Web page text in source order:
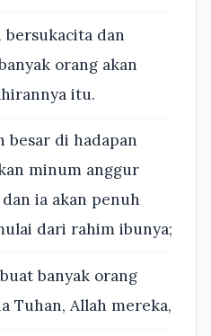
bersukacita dan
orang akan
itu.
besar di hadapan
minum anggur
ia akan penuh
dari rahim ibunya;
banyak orang
Tuhan, Allah mereka,